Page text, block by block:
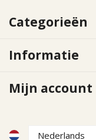
Categorieën
Informatie
Mijn account